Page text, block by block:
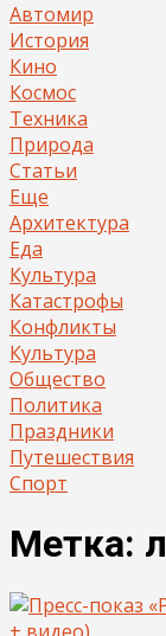
Автомир
История
Кино
Космос
Техника
Природа
Статьи
Еще
Архитектура
Еда
Культура
Катастрофы
Конфликты
Культура
Общество
Политика
Праздники
Путешествия
Спорт
Метка: